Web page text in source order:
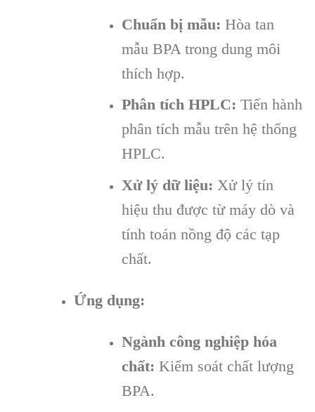
Chuẩn bị mẫu: Hòa tan
mẫu BPA trong dung môi
thích hợp.
Phân tích HPLC: Tiến hành
phân tích mẫu trên hệ thống
HPLC.
Xử lý dữ liệu: Xử lý tín
hiệu thu được từ máy dò và
tính toán nồng độ các tạp
chất.
Ứng dụng:
Ngành công nghiệp hóa
chất: Kiểm soát chất lượng
BPA.